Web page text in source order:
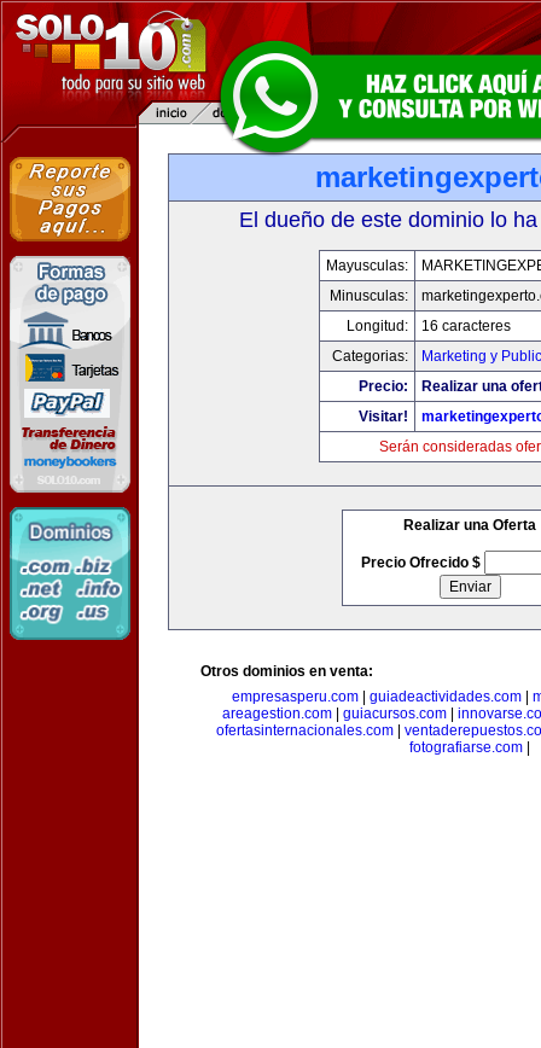
El dueño de este dominio lo
Mayusculas:
Minusculas:
Longitud:
16 caracteres
Categorias:
Marketing y
Precio:
Realizar una
Visitar!
Serán consideradas
Realizar una Oferta
Precio Ofrecido $
Otros dominios en venta:
empresasperu.com| guiadeactividades.com|
areagestion.com| guiacursos.com|
ofertasinternacionales.com|
fotografiarse.com